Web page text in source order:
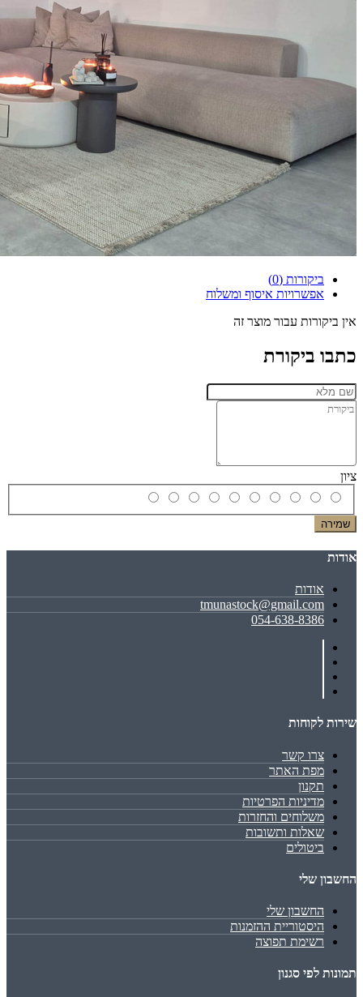
ביקורות (0)
אפשרויות איסוף ומשלוח
אין ביקורות עבור מוצר זה
כתבו ביקורת
ציון
שמירה
אודות
אודות
tmunastock@gmail.com
054-638-8386
שירות לקוחות
צרו קשר
מפת האתר
תקנון
מדיניות הפרטיות
משלוחים והחזרות
שאלות ותשובות
ביטולים
החשבון שלי
החשבון שלי
היסטוריית ההזמנות
רשימת תפוצה
תמונות לפי סגנון